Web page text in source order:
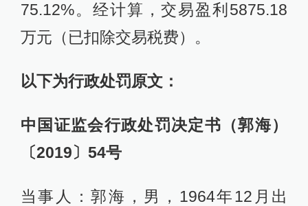
75.12%。经计算，交易盈利5875.18
万元（已扣除交易税费）。
以下为行政处罚原文：
中国证监会行政处罚决定书（郭海）
〔2019〕54号
当事人：郭海，男，1964年12月出